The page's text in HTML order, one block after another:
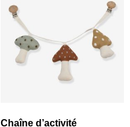
Chaîne d’activité